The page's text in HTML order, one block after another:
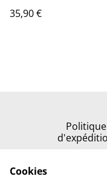
35,90 €
Politique
Cookies